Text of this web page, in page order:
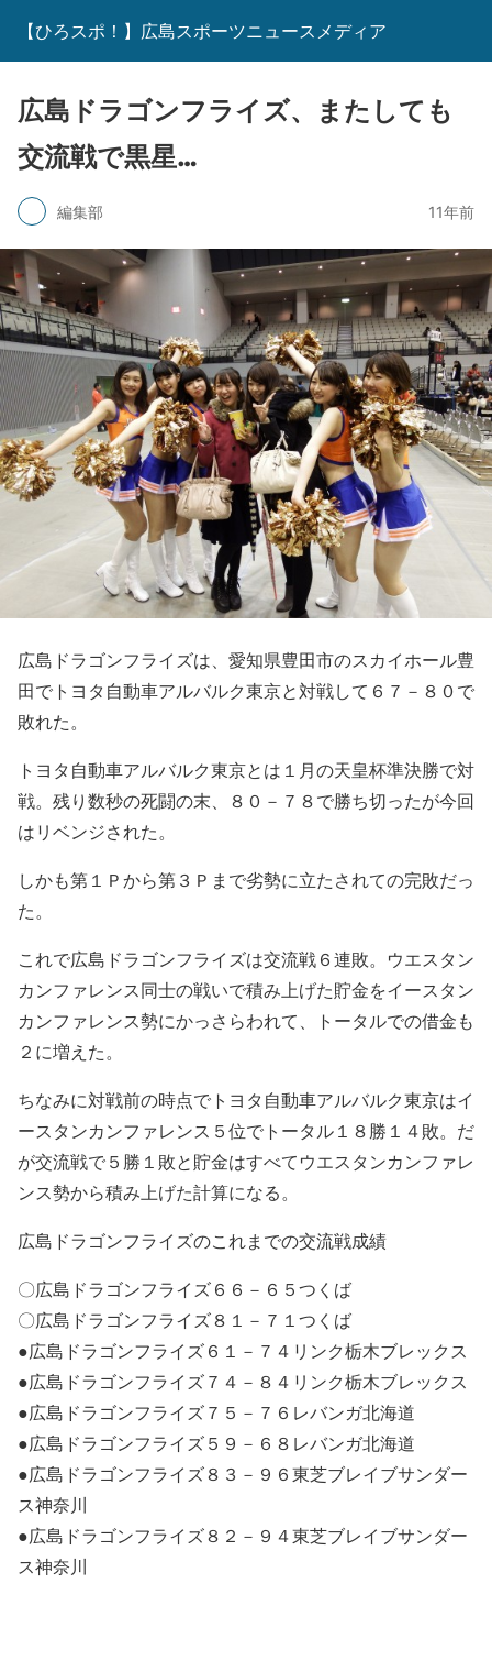
【ひろスポ！】広島スポーツニュースメディア
広島ドラゴンフライズ、またしても
交流戦で黒星…
編集部 11年前
広島ドラゴンフライズは、愛知県豊田市のスカイホール豊
田でトヨタ自動車アルバルク東京と対戦して６７－８０で
敗れた。
トヨタ自動車アルバルク東京とは１月の天皇杯準決勝で対
戦。残り数秒の死闘の末、８０－７８で勝ち切ったが今回
はリベンジされた。
しかも第１Ｐから第３Ｐまで劣勢に立たされての完敗だっ
た。
これで広島ドラゴンフライズは交流戦６連敗。ウエスタン
カンファレンス同士の戦いで積み上げた貯金をイースタン
カンファレンス勢にかっさらわれて、トータルでの借金も
２に増えた。
ちなみに対戦前の時点でトヨタ自動車アルバルク東京はイ
ースタンカンファレンス５位でトータル１８勝１４敗。だ
が交流戦で５勝１敗と貯金はすべてウエスタンカンファレ
ンス勢から積み上げた計算になる。
広島ドラゴンフライズのこれまでの交流戦成績
〇広島ドラゴンフライズ６６－６５つくば
〇広島ドラゴンフライズ８１－７１つくば
●広島ドラゴンフライズ６１－７４リンク栃木ブレックス
●広島ドラゴンフライズ７４－８４リンク栃木ブレックス
●広島ドラゴンフライズ７５－７６レバンガ北海道
●広島ドラゴンフライズ５９－６８レバンガ北海道
●広島ドラゴンフライズ８３－９６東芝ブレイブサンダー
ス神奈川
●広島ドラゴンフライズ８２－９４東芝ブレイブサンダー
ス神奈川